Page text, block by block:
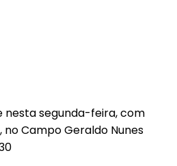
nesta segunda-feira, com
no Campo Geraldo Nunes